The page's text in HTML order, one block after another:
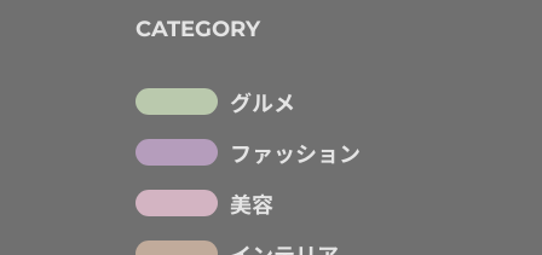
CATEGORY
グルメ
ファッション
美容